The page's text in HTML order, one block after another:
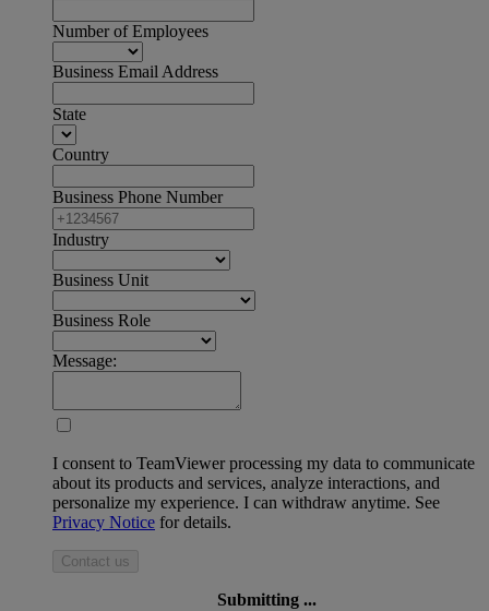
Number of Employees
Business Email Address
State
Country
Business Phone Number
Industry
Business Unit
Business Role
Message:
I consent to TeamViewer processing my data to communicate
about its products and services, analyze interactions, and
personalize my experience. I can withdraw anytime. See
Privacy Notice for details.
Contact us
Submitting ...